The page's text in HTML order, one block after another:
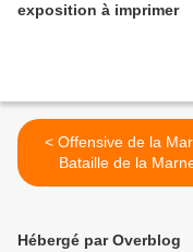
exposition à imprimer
< Offensive de la Marne
Bataille de la
Hébergé par Overblog